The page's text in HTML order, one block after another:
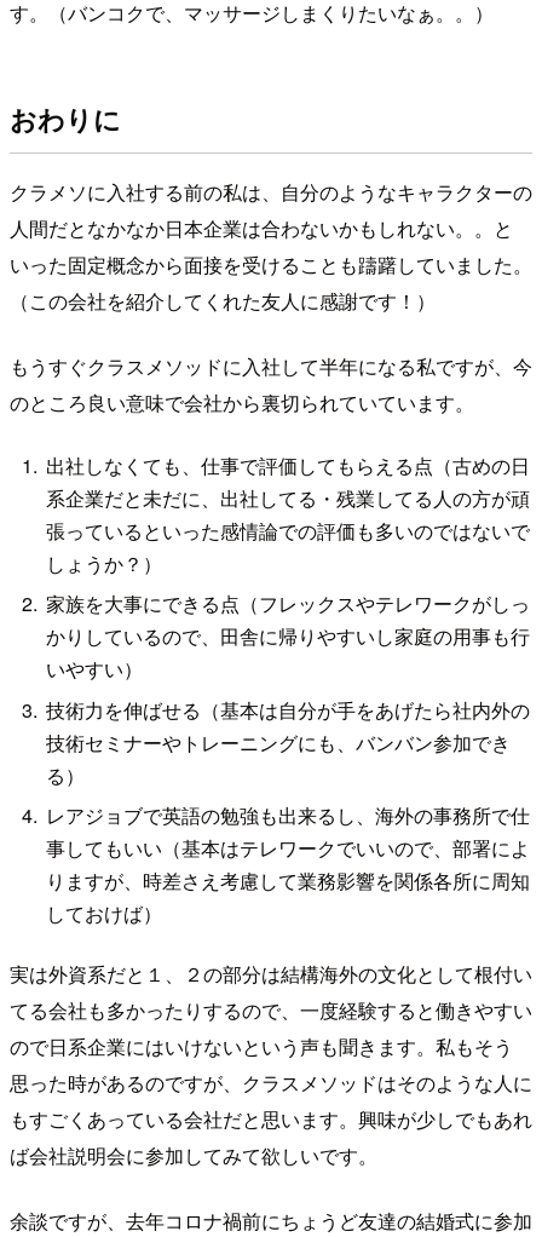
す。（バンコクで、マッサージしまくりたいなぁ。。）
おわりに
クラメソに入社する前の私は、自分のようなキャラクターの
人間だとなかなか日本企業は合わないかもしれない。。と
いった固定概念から面接を受けることも躊躇していました。
（この会社を紹介してくれた友人に感謝です！）
もうすぐクラスメソッドに入社して半年になる私ですが、今
のところ良い意味で会社から裏切られていています。
出社しなくても、仕事で評価してもらえる点（古めの日
系企業だと未だに、出社してる・残業してる人の方が頑
張っているといった感情論での評価も多いのではないで
しょうか？）
家族を大事にできる点（フレックスやテレワークがしっ
かりしているので、田舎に帰りやすいし家庭の用事も行
いやすい）
技術力を伸ばせる（基本は自分が手をあげたら社内外の
技術セミナーやトレーニングにも、バンバン参加でき
る）
レアジョブで英語の勉強も出来るし、海外の事務所で仕
事してもいい（基本はテレワークでいいので、部署によ
りますが、時差さえ考慮して業務影響を関係各所に周知
しておけば）
実は外資系だと１、２の部分は結構海外の文化として根付い
てる会社も多かったりするので、一度経験すると働きやすい
ので日系企業にはいけないという声も聞きます。私もそう
思った時があるのですが、クラスメソッドはそのような人に
もすごくあっている会社だと思います。興味が少しでもあれ
ば会社説明会に参加してみて欲しいです。
余談ですが、去年コロナ禍前にちょうど友達の結婚式に参加